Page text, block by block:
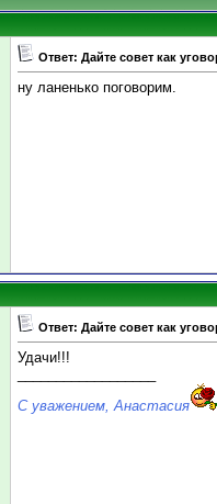
Ответ: Дайте совет как
ну ланенько поговорим.
Ответ: Дайте совет как
Удачи!!!
С уважением, Анастасия